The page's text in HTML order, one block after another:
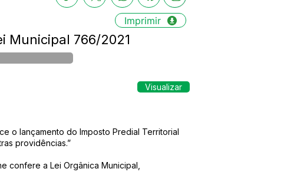
Imprimir
Municipal 766/2021
Visualizar
o lançamento do Imposto Predial Territorial
providências.”
confere a Lei Orgânica Municipal,